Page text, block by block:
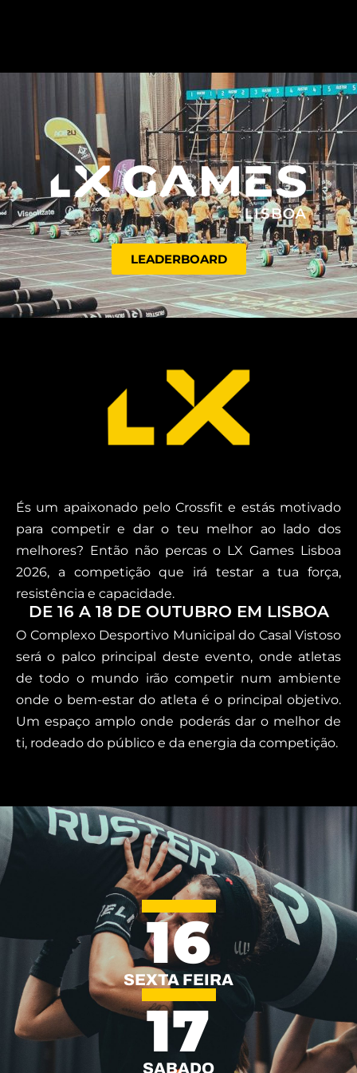
LEADERBOARD
És um apaixonado pelo Crossfit e estás motivado
para competir e dar o teu melhor ao lado dos
melhores? Então não percas o LX Games Lisboa
2026, a competição que irá testar a tua força,
resistência e capacidade.
DE 16 A 18 DE OUTUBRO EM LISBOA
O Complexo Desportivo Municipal do Casal Vistoso
será o palco principal deste evento, onde atletas
de todo o mundo irão competir num ambiente
onde o bem-estar do atleta é o principal objetivo.
Um espaço amplo onde poderás dar o melhor de
ti, rodeado do público e da energia da competição.
SEXTA FEIRA
16
SABADO
17